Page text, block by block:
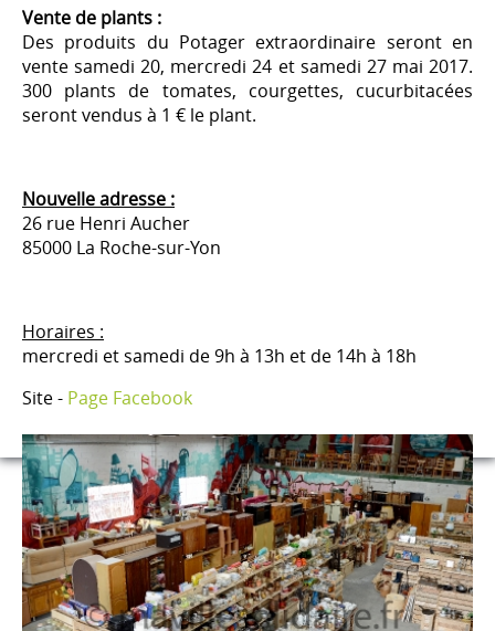
Vente de plants :
Des produits du Potager extraordinaire seront en
vente samedi 20, mercredi 24 et samedi 27 mai 2017.
300 plants de tomates, courgettes, cucurbitacées
seront vendus à 1 € le plant.
Nouvelle adresse :
26 rue Henri Aucher
85000 La Roche-sur-Yon
Horaires :
mercredi et samedi de 9h à 13h et de 14h à 18h
Site - Page Facebook